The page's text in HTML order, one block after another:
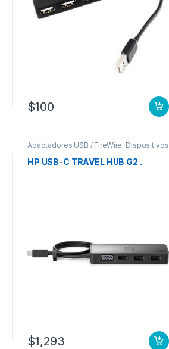
$100
Adaptadores USB / FireWire, Dispositivos
de Entrada / Salida
HP USB-C TRAVEL HUB G2 .
$1,293